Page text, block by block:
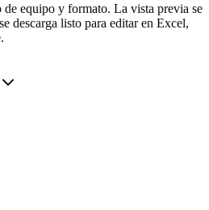
de equipo y formato. La vista previa se
descarga listo para editar en Excel,